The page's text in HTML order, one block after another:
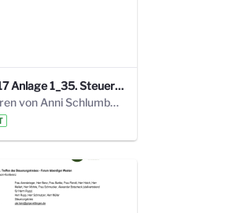
20230517 Anlage 1_35. Steuerungskreis.pdf
vor 2 Jahren von Anni Schlumberger